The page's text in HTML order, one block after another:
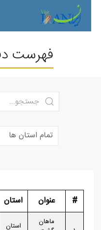
فهرست
# عنوان استان
ماهان
استان